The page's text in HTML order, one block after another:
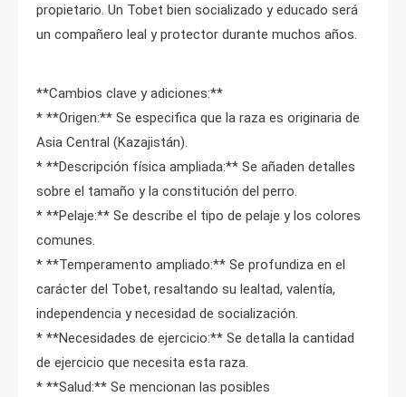
propietario. Un Tobet bien socializado y educado será
un compañero leal y protector durante muchos años.
**Cambios clave y adiciones:**
* **Origen:** Se especifica que la raza es originaria de
Asia Central (Kazajistán).
* **Descripción física ampliada:** Se añaden detalles
sobre el tamaño y la constitución del perro.
* **Pelaje:** Se describe el tipo de pelaje y los colores
comunes.
* **Temperamento ampliado:** Se profundiza en el
carácter del Tobet, resaltando su lealtad, valentía,
independencia y necesidad de socialización.
* **Necesidades de ejercicio:** Se detalla la cantidad
de ejercicio que necesita esta raza.
* **Salud:** Se mencionan las posibles